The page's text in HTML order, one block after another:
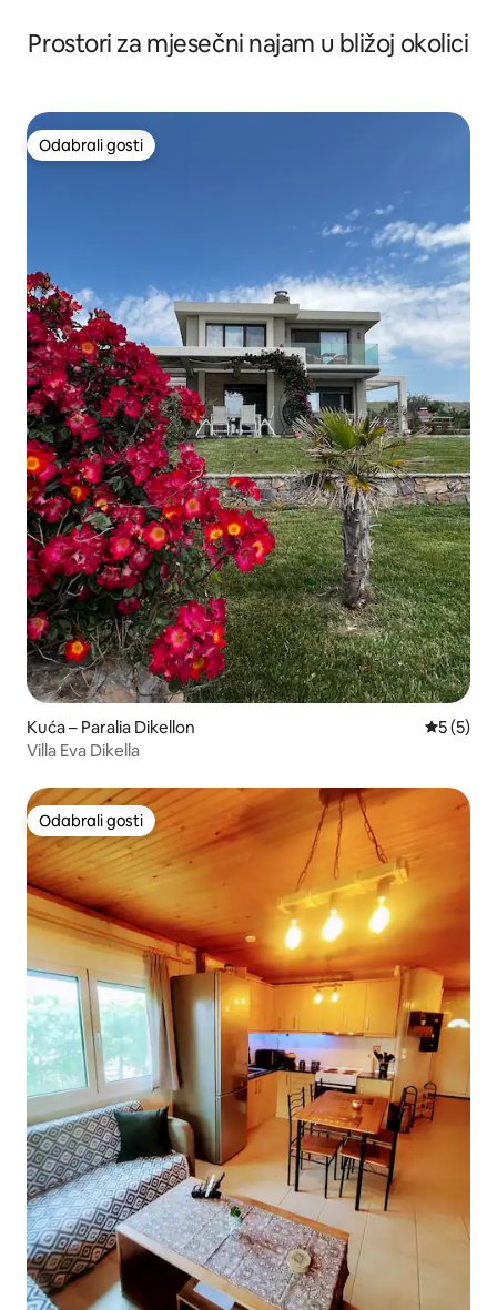
Prostori za mjesečni najam u bližoj okolici
Odabrali gosti
Odabrali gosti
Kuća – Paralia Dikellon
5 (5)
Villa Eva Dikella
Odabrali gosti
Odabrali gosti